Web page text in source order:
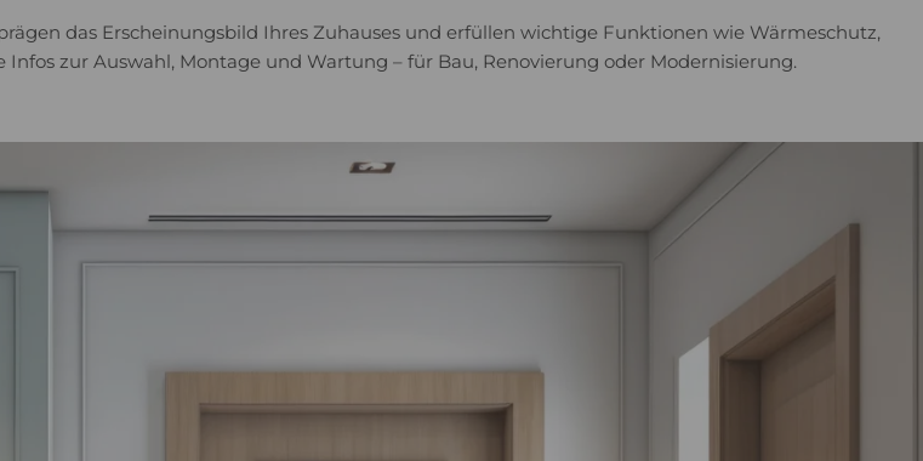
das Erscheinungsbild Ihres Zuhauses und erfüllen wichtige Funktionen wie Wärmeschutz,
zur Auswahl, Montage und Wartung – für Bau, Renovierung oder Modernisierung.